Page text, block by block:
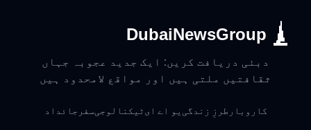
DubaiNewsGroup
دبئی دریافت کریں: ایک جدید عجوبہ جہاں
ثقافتیں ملتی ہیں اور مواقع لامحدود ہیں
کاروبار طرزِ زندگی یو اے ایٹیکنالوجیسفر جائداد